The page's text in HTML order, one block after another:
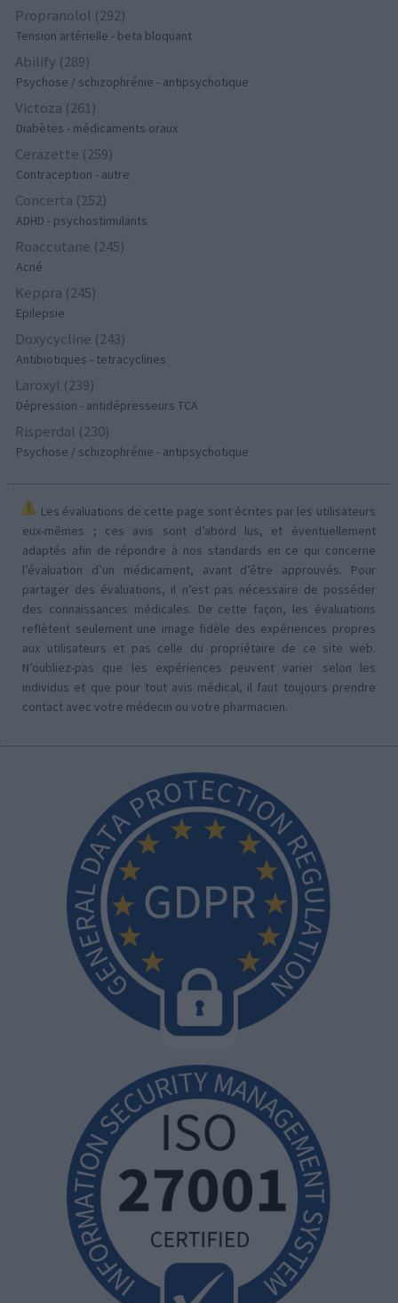
Propranolol (292)
Tension artérielle - beta bloquant
Abilify (289)
Psychose / schizophrénie - antipsychotique
Victoza (261)
Diabètes - médicaments oraux
Cerazette (259)
Contraception - autre
Concerta (252)
ADHD - psychostimulants
Roaccutane (245)
Acné
Keppra (245)
Epilepsie
Doxycycline (243)
Antibiotiques - tetracyclines
Laroxyl (239)
Dépression - antidépresseurs TCA
Risperdal (230)
Psychose / schizophrénie - antipsychotique
Les évaluations de cette page sont écrites par les utilisateurs
eux-mêmes ; ces avis sont d’abord lus, et éventuellement
adaptés afin de répondre à nos standards en ce qui concerne
l’évaluation d’un médicament, avant d’être approuvés. Pour
partager des évaluations, il n’est pas nécessaire de posséder
des connaissances médicales. De cette façon, les évaluations
reflètent seulement une image fidèle des expériences propres
aux utilisateurs et pas celle du propriétaire de ce site web.
N’oubliez-pas que les expériences peuvent varier selon les
individus et que pour tout avis médical, il faut toujours prendre
contact avec votre médecin ou votre pharmacien.